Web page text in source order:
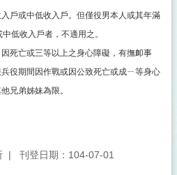
戶或中低收入戶。但僅役男本人或其年滿
低收入戶者，不適用之。
死亡或三等以上之身心障礙，有撫卹事
役期間因作戰或因公致死亡或成ㄧ等身心
兄弟姊妹為限。
刊登日期：104-07-01